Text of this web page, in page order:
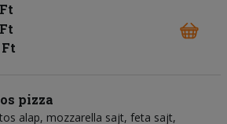
pizza
alap mozzarella sajt feta sajt